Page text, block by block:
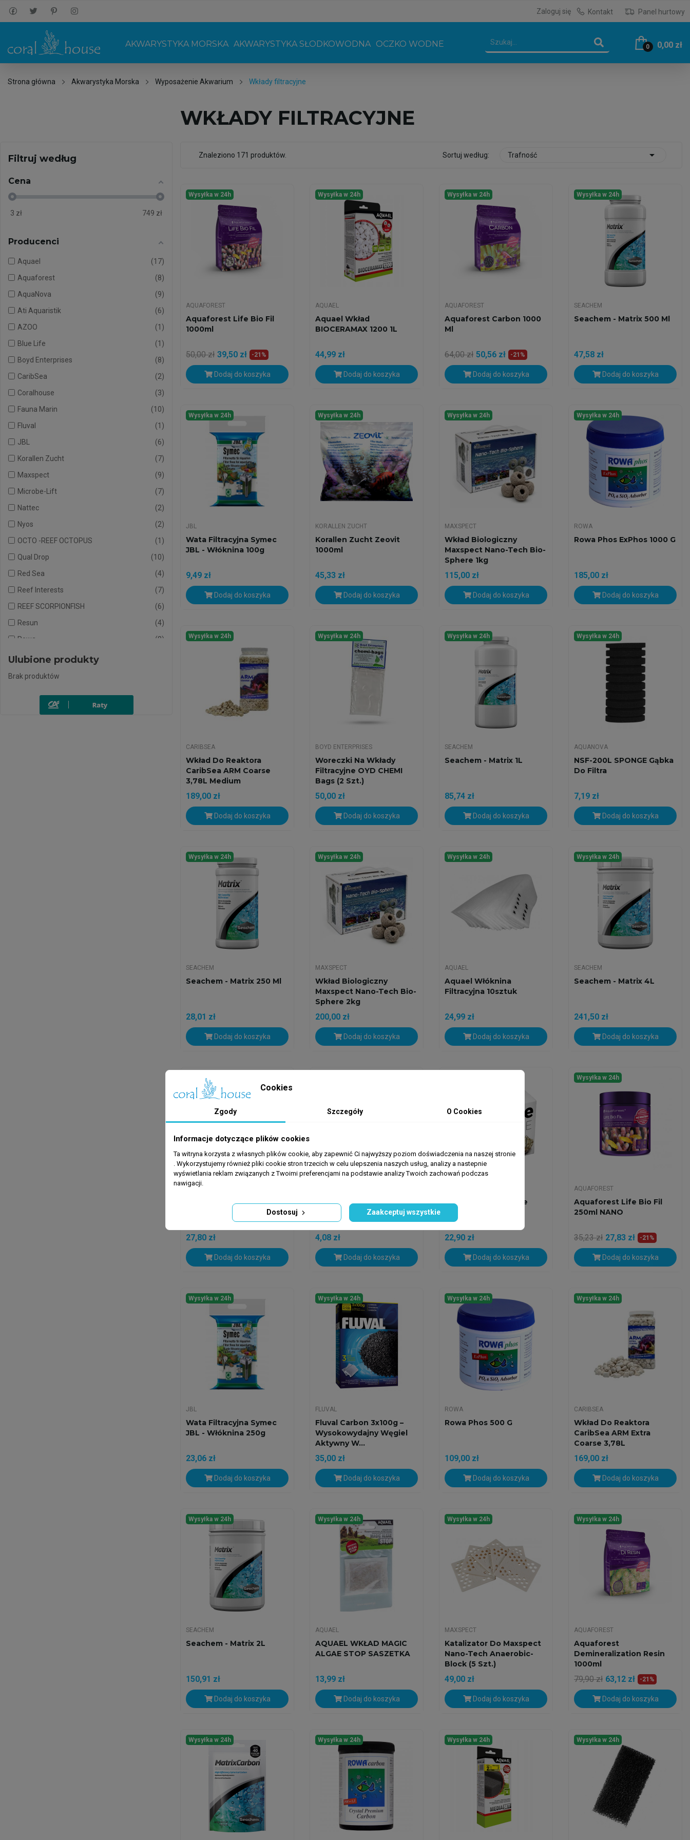
Zaloguj się Kontakt Panel hurtowy
AKWARYSTYKA MORSKA AKWARYSTYKA SŁODKOWODNA OCZKO WODNE 0 0,00 zł
Strona główna Akwarystyka Morska Wyposażenie Akwarium Wkłady filtracyjne
Filtruj według
Cena
3 zł 749 zł
Producenci
Aquael
17
Aquaforest
8
AquaNova
9
Ati Aquaristik
6
AZOO
1
Blue Life
1
Boyd Enterprises
8
CaribSea
2
Coralhouse
3
Fauna Marin
10
Fluval
1
JBL
6
Korallen Zucht
7
Maxspect
9
Microbe-Lift
7
Nattec
2
Nyos
2
OCTO -REEF OCTOPUS
1
Qual Drop
10
Red Sea
4
Reef Interests
7
REEF SCORPIONFISH
6
Resun
4
Rowa
8
Seachem
Sera
Ulubione produkty
Brak produktów
WKŁADY FILTRACYJNE
Znaleziono 171 produktów. Sortuj według: Trafność 
Wysyłka w 24h
AQUAFOREST
Aquaforest Life Bio Fil
1000ml
50,00 zł 39,50 zł -21%
Dodaj do koszyka
Wysyłka w 24h
AQUAEL
Aquael Wkład
BIOCERAMAX 1200 1L
44,99 zł
Dodaj do koszyka
Wysyłka w 24h
AQUAFOREST
Aquaforest Carbon 1000
Ml
64,00 zł 50,56 zł -21%
Dodaj do koszyka
Wysyłka w 24h
SEACHEM
Seachem - Matrix 500 Ml
47,58 zł
Dodaj do koszyka
Wysyłka w 24h
JBL
Wata Filtracyjna Symec
JBL - Włóknina 100g
9,49 zł
Dodaj do koszyka
Wysyłka w 24h
KORALLEN ZUCHT
Korallen Zucht Zeovit
1000ml
45,33 zł
Dodaj do koszyka
Wysyłka w 24h
MAXSPECT
Wkład Biologiczny
Maxspect Nano-Tech Bio-
Sphere 1kg
115,00 zł
Dodaj do koszyka
Wysyłka w 24h
ROWA
Rowa Phos ExPhos 1000 G
185,00 zł
Dodaj do koszyka
Wysyłka w 24h
CARIBSEA
Wkład Do Reaktora
CaribSea ARM Coarse
3,78L Medium
189,00 zł
Dodaj do koszyka
Wysyłka w 24h
BOYD ENTERPRISES
Woreczki Na Wkłady
Filtracyjne OYD CHEMI
Bags (2 Szt.)
50,00 zł
Dodaj do koszyka
Wysyłka w 24h
SEACHEM
Seachem - Matrix 1L
85,74 zł
Dodaj do koszyka
Wysyłka w 24h
AQUANOVA
NSF-200L SPONGE Gąbka
Do Filtra
7,19 zł
Dodaj do koszyka
Wysyłka w 24h
SEACHEM
Seachem - Matrix 250 Ml
28,01 zł
Dodaj do koszyka
Wysyłka w 24h
MAXSPECT
Wkład Biologiczny
Maxspect Nano-Tech Bio-
Sphere 2kg
200,00 zł
Dodaj do koszyka
Wysyłka w 24h
AQUAEL
Aquael Włóknina
Filtracyjna 10sztuk
24,99 zł
Dodaj do koszyka
Wysyłka w 24h
SEACHEM
Seachem - Matrix 4L
241,50 zł
Dodaj do koszyka
Wysyłka w 24h
AQUAEL
AQUAEL WKŁAD WOOL
27,80 zł
Dodaj do koszyka
NSF-40L SPONGE Gąbka
4,08 zł
Dodaj do koszyka
QualDrop Prime Pore
Materiał Filtracyjny
22,90 zł
Dodaj do koszyka
Wysyłka w 24h
AQUAFOREST
Aquaforest Life Bio Fil
250ml NANO
35,23 zł 27,83 zł -21%
Dodaj do koszyka
Wysyłka w 24h
JBL
Wata Filtracyjna Symec
JBL - Włóknina 250g
23,06 zł
Dodaj do koszyka
Wysyłka w 24h
FLUVAL
Fluval Carbon 3x100g –
Wysokowydajny Węgiel
Aktywny W...
35,00 zł
Dodaj do koszyka
Wysyłka w 24h
ROWA
Rowa Phos 500 G
109,00 zł
Dodaj do koszyka
Wysyłka w 24h
CARIBSEA
Wkład Do Reaktora
CaribSea ARM Extra
Coarse 3,78L
169,00 zł
Dodaj do koszyka
Wysyłka w 24h
SEACHEM
Seachem - Matrix 2L
150,91 zł
Dodaj do koszyka
Wysyłka w 24h
AQUAEL
AQUAEL WKŁAD MAGIC
ALGAE STOP SASZETKA
13,99 zł
Dodaj do koszyka
Wysyłka w 24h
MAXSPECT
Katalizator Do Maxspect
Nano-Tech Anaerobic-
Block (5 Szt.)
49,00 zł
Dodaj do koszyka
Wysyłka w 24h
AQUAFOREST
Aquaforest
Demineralization Resin
1000ml
79,90 zł 63,12 zł -21%
Dodaj do koszyka
Wysyłka w 24h Wysyłka w 24h Wysyłka w 24h Wysyłka w 24h
Cookies
Zgody Szczegóły O Cookies
Informacje dotyczące plików cookies
Ta witryna korzysta z własnych plików cookie, aby zapewnić Ci najwyższy poziom doświadczenia na naszej stronie
. Wykorzystujemy również pliki cookie stron trzecich w celu ulepszenia naszych usług, analizy a nastepnie
wyświetlania reklam związanych z Twoimi preferencjami na podstawie analizy Twoich zachowań podczas
nawigacji.
Dostosuj Zaakceptuj wszystkie